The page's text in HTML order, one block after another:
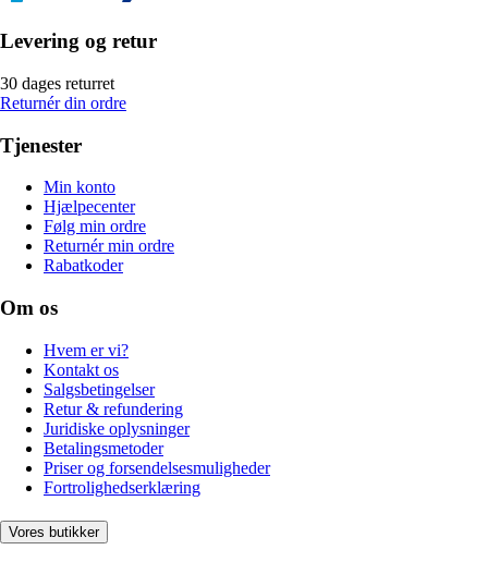
Levering og retur
30 dages returret
Returnér din ordre
Tjenester
Min konto
Hjælpecenter
Følg min ordre
Returnér min ordre
Rabatkoder
Om os
Hvem er vi?
Kontakt os
Salgsbetingelser
Retur & refundering
Juridiske oplysninger
Betalingsmetoder
Priser og forsendelsesmuligheder
Fortrolighedserklæring
Vores butikker